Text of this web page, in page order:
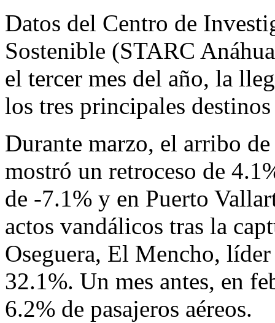
Datos del Centro de
Sostenible (STARC
el tercer mes del año, la
los tres principales
Durante marzo, el arribo
mostró un retroceso de
de -7.1% y en Puerto
actos vandálicos tras la
Oseguera, El Mencho,
32.1%. Un mes antes, en
6.2% de pasajeros aéreos.